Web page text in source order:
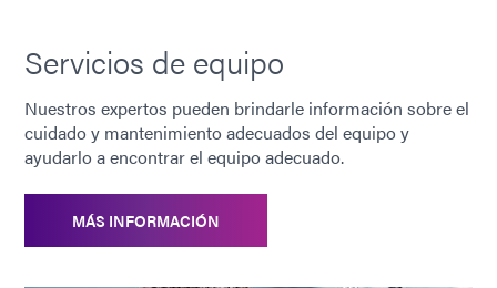
[Mini tanque de
presión] Capacidad
Contenedor de material de
500 ml
Garantía
1 año a partir de la fecha de
compra
Servicios de equipo
Nuestros expertos pueden brindarle información sobre el
cuidado y mantenimiento adecuados del equipo y
ayudarlo a encontrar el equipo adecuado.
MÁS INFORMACIÓN